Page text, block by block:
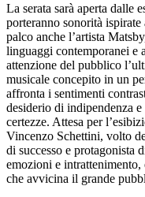
La serata sarà aperta dalle
porteranno sonorità
palco anche l’artista
linguaggi contemporanei e
attenzione del pubblico
musicale concepito in un
affronta i sentimenti
desiderio di indipendenza
certezze. Attesa per
Vincenzo Schettini, volto
di successo e protagonista
emozioni e
che avvicina il grande